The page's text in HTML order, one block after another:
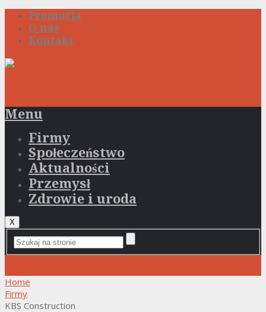
Promocja
O nas
Kontakt
Menu
Firmy
Społeczeństwo
Aktualności
Przemysł
Zdrowie i uroda
X
Home
Firmy
KBS Construction